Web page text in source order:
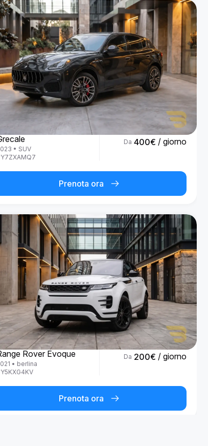
• SUV
Y7ZXAMQ7
Da 400€ / giorno
Prenota ora
Rover
Rover Evoque
• berlina
Y5KXG4KV
Da 200€ / giorno
Prenota ora